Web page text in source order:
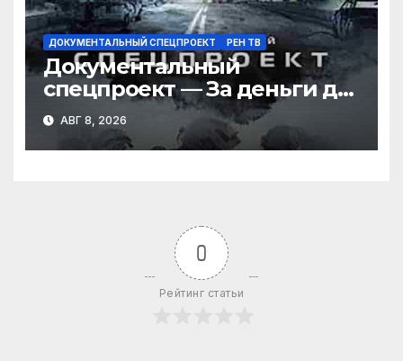
ДОКУМЕНТАЛЬНЫЙ СПЕЦПРОЕКТ РЕН ТВ
Документальный
спецпроект — За деньги да:
как зарабатывают звезды?
(08.08.2026)
АВГ 8, 2026
0
Рейтинг статьи